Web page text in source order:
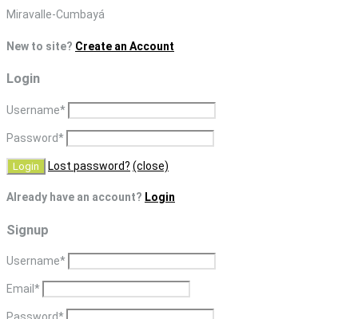
Skip
content
Miravalle-Cumbayá
New to site? Create an Account
Login
Username*
Password*
Lost password? (close)
Already have an account? Login
Signup
Username*
Email *